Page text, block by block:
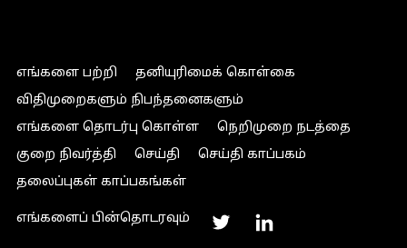
எங்களை பற்றி
தனியுரிமைக் கொள்கை
விதிமுறைகளும் நிபந்தனைகளும்
எங்களை தொடர்பு கொள்ள
நெறிமுறை நடத்தை
குறை நிவர்த்தி
செய்தி
செய்தி காப்பகம்
தலைப்புகள் காப்பகங்கள்
எங்களைப் பின்தொடரவும்